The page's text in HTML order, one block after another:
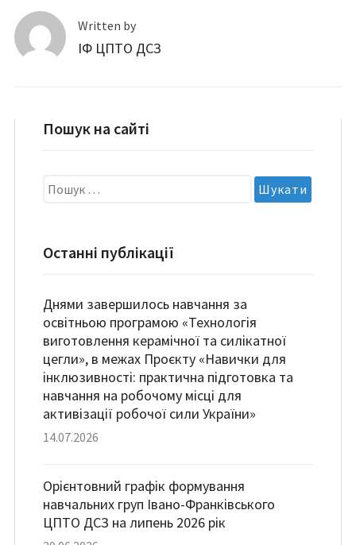
Written by
ІФ ЦПТО ДСЗ
Пошук на сайті
Останні публікації
Днями завершилось навчання за
освітньою програмою «Технологія
виготовлення керамічної та силікатної
цегли», в межах Проєкту «Навички для
інклюзивності: практична підготовка та
навчання на робочому місці для
активізації робочої сили України»
14.07.2026
Орієнтовний графік формування
навчальних груп Івано-Франківського
ЦПТО ДСЗ на липень 2026 рік